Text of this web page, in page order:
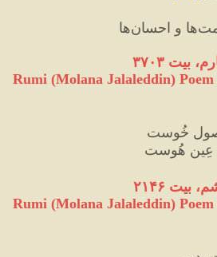
بیت ۳۷۰۳
Rumi (Molana Jalaleddin)
عِین هُوست
۲۱۴۶
Rumi (Molana Jalaleddin)